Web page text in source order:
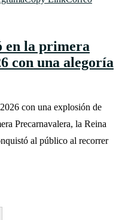
en la primera
con una alegoría
con una explosión de
Precarnavalera, la Reina
al público al recorrer